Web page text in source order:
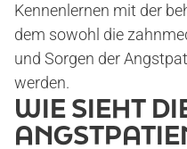
Kennenlernen mit der
dem sowohl die
und Sorgen der
werden.
WIE SIEHT